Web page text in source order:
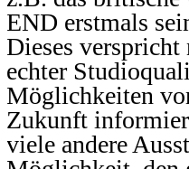
END erstmals
Dieses
echter
Möglichkeiten
Zukunft
viele andere